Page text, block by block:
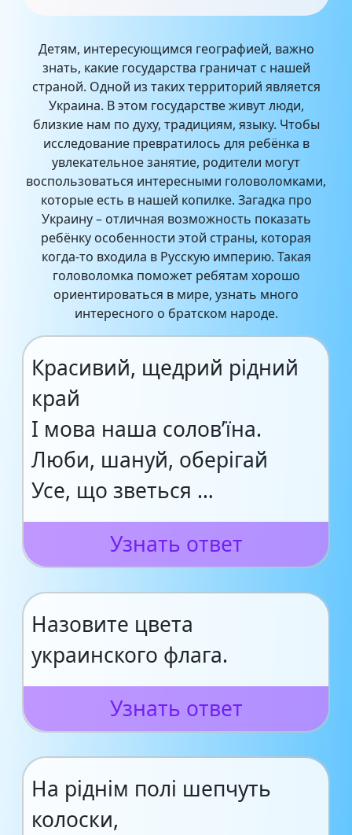
Детям, интересующимся географией, важно
знать, какие государства граничат с нашей
страной. Одной из таких территорий является
Украина. В этом государстве живут люди,
близкие нам по духу, традициям, языку. Чтобы
исследование превратилось для ребёнка в
увлекательное занятие, родители могут
воспользоваться интересными головоломками,
которые есть в нашей копилке. Загадка про
Украину – отличная возможность показать
ребёнку особенности этой страны, которая
когда-то входила в Русскую империю. Такая
головоломка поможет ребятам хорошо
ориентироваться в мире, узнать много
интересного о братском народе.
Красивий, щедрий рідний
край
І мова наша солов’їна.
Люби, шануй, оберігай
Усе, що зветься …
Узнать ответ
Назовите цвета
украинского флага.
Узнать ответ
На ріднім полі шепчуть
колоски,